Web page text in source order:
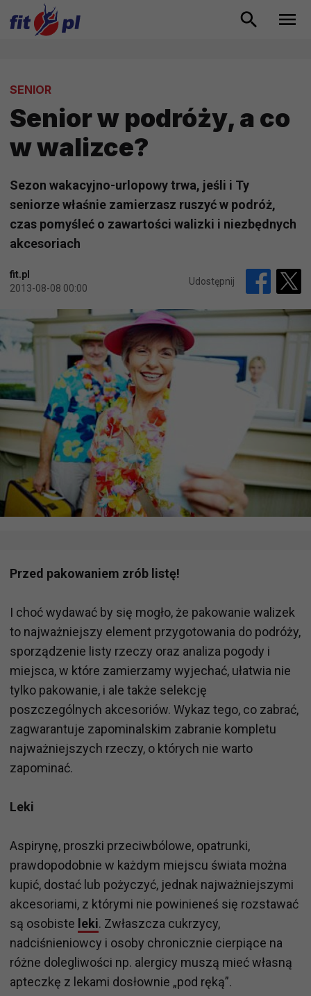
SENIOR
Senior w podróży, a co
w walizce?
Sezon wakacyjno-urlopowy trwa, jeśli i Ty
seniorze właśnie zamierzasz ruszyć w podróż,
czas pomyśleć o zawartości walizki i niezbędnych
akcesoriach
fit.pl
2013-08-08 00:00
Udostępnij
Przed pakowaniem zrób listę!
I choć wydawać by się mogło, że pakowanie walizek
to najważniejszy element przygotowania do podróży,
sporządzenie listy rzeczy oraz analiza pogody i
miejsca, w które zamierzamy wyjechać, ułatwia nie
tylko pakowanie, i ale także selekcję
poszczególnych akcesoriów. Wykaz tego, co zabrać,
zagwarantuje zapominalskim zabranie kompletu
najważniejszych rzeczy, o których nie warto
zapominać.
Leki
Aspirynę, proszki przeciwbólowe, opatrunki,
prawdopodobnie w każdym miejscu świata można
kupić, dostać lub pożyczyć, jednak najważniejszymi
akcesoriami, z którymi nie powinieneś się rozstawać
są osobiste leki. Zwłaszcza cukrzycy,
nadciśnieniowcy i osoby chronicznie cierpiące na
różne dolegliwości np. alergicy muszą mieć własną
apteczkę z lekami dosłownie „pod ręką”.